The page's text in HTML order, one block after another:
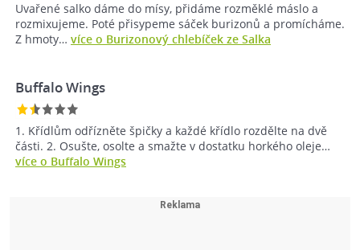
Uvařené salko dáme do mísy, přidáme rozměklé máslo a
rozmixujeme. Poté přisypeme sáček burizonů a promícháme.
Z hmoty… více o Burizonový chlebíček ze Salka
Buffalo Wings
1. Křídlům odřízněte špičky a každé křídlo rozdělte na dvě
části. 2. Osušte, osolte a smažte v dostatku horkého oleje…
více o Buffalo Wings